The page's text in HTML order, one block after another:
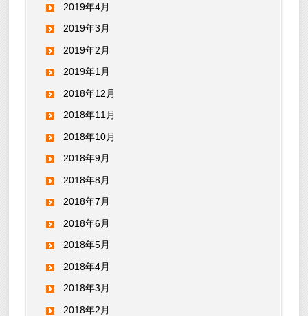
2019年4月
2019年3月
2019年2月
2019年1月
2018年12月
2018年11月
2018年10月
2018年9月
2018年8月
2018年7月
2018年6月
2018年5月
2018年4月
2018年3月
2018年2月